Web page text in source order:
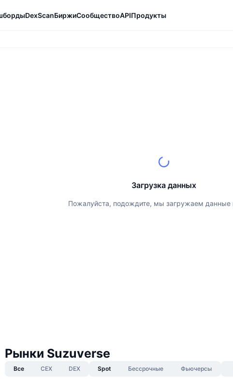
DexScanБиржиСообществоAPIПродукты
Загрузка данных
Пожалуйста, подождите, мы загружаем данные
Рынки Suzuverse
Все CEX DEX Spot Бессрочные Фьючерсы